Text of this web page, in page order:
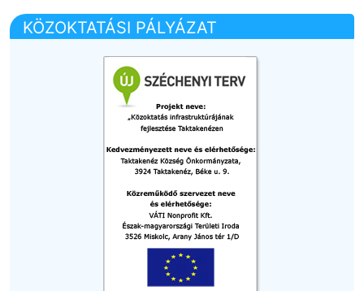
KÖZOKTATÁSI PÁLYÁZAT